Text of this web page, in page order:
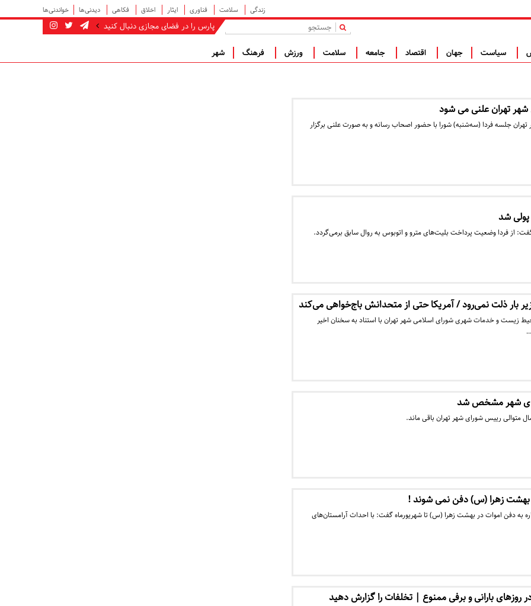
زندگی سلامت فناوری ایثار اخلاق فکاهی دیدنی‌ها خواندنی‌ها
پارس را در فضای مجازی دنبال کنید |
سیاست جهان اقتصاد جامعه سلامت ورزش فرهنگ شهر
شهر تهران علنی می شود
جلسه فردا (سه‌شنبه) شورا با حضور اصحاب رسانه و به صورت علنی برگزار
پولی شد
از فردا وضعیت پرداخت بلیت‌های مترو و اتوبوس به روال سابق برمی‌گردد.
بار ذلت نمی‌رود / آمریکا حتی از متحدانش باج‌خواهی می‌کند
زیست و خدمات شهری شورای اسلامی شهر تهران با استناد به سخنان اخیر
شهر مشخص شد
متوالی رییس شورای شهر تهران باقی ماند.
بهشت زهرا (س) دفن نمی شوند !
به دفن اموات در بهشت زهرا (س) تا شهریورماه گفت: با احداث آرامستان‌های
روزهای بارانی و برفی ممنوع | تخلفات را گزارش دهید